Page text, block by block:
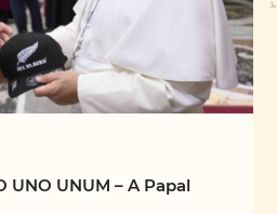
UNO UNUM – A Papal